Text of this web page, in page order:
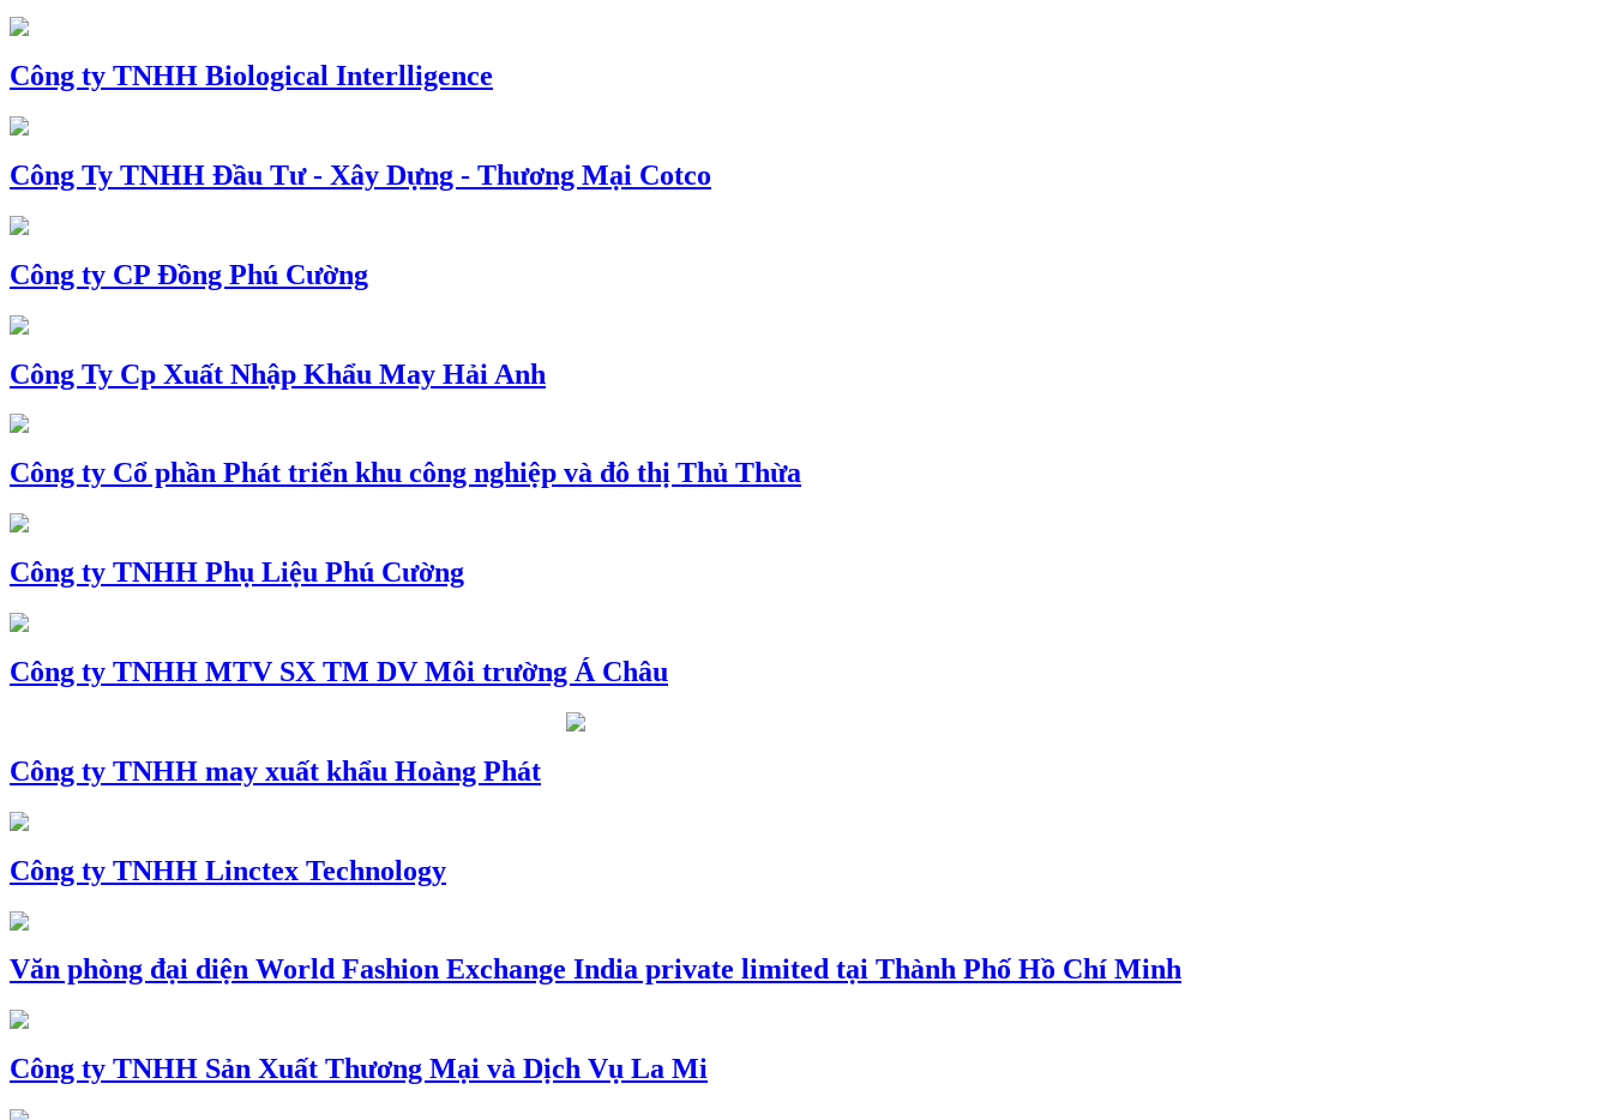
Công ty TNHH Biological Interlligence
Công Ty TNHH Đầu Tư - Xây Dựng - Thương Mại Cotco
Công ty CP Đồng Phú Cường
Công Ty Cp Xuất Nhập Khẩu May Hải Anh
Công ty Cổ phần Phát triển khu công nghiệp và đô thị Thủ Thừa
Công ty TNHH Phụ Liệu Phú Cường
Công ty TNHH MTV SX TM DV Môi trường Á Châu
Công ty TNHH may xuất khẩu Hoàng Phát
Công ty TNHH Linctex Technology
Văn phòng đại diện World Fashion Exchange India private limited tại Thành Phố Hồ Chí Minh
Công ty TNHH Sản Xuất Thương Mại và Dịch Vụ La Mi